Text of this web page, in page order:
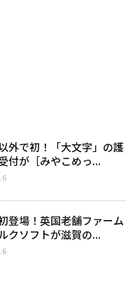
外で初！「大文字」の護
付が［みやこめっ...
登場！英国老舗ファーム
クソフトが滋賀の...